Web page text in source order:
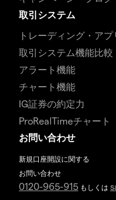
取引システム
トレーディング・アプ
取引システム機能比較
アラート機能
チャート機能
IG証券の約定力
ProRealTimeチャート
お問い合わせ
新規口座開設に関する
お問い合わせ
0120-965-915 もしくは